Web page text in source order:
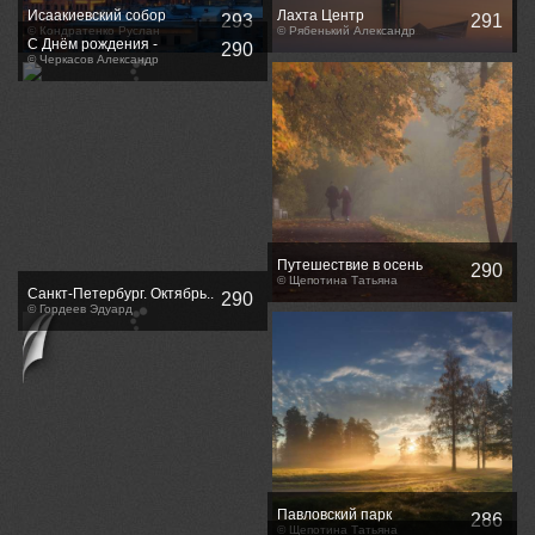
Исаакиевский собор
© Кондратенко Руслан 293 Лахта Центр
© Рябенький Александр 291
С Днём рождения -
крейсеру Аврора 125 лет !
© Черкасов Александр 290
Путешествие в осень
© Щепотина Татьяна 290
Санкт-Петербург. Октябрь..
© Гордеев Эдуард 290
Павловский парк
© Щепотина Татьяна 286